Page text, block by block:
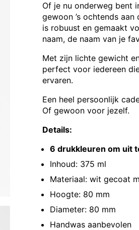
Of je nu onderweg bent
gewoon ’s ochtends
is robuust en gemaakt
naam, de naam van je
Met zijn lichte gewicht
perfect voor iedereen
ervaren.
Een heel persoonlijk
Of gewoon voor jezelf.
Details:
6 drukkleuren om uit
Inhoud: 375 ml
Materiaal: wit gecoat
Hoogte: 80 mm
Diameter: 80 mm
Handwas aanbevolen